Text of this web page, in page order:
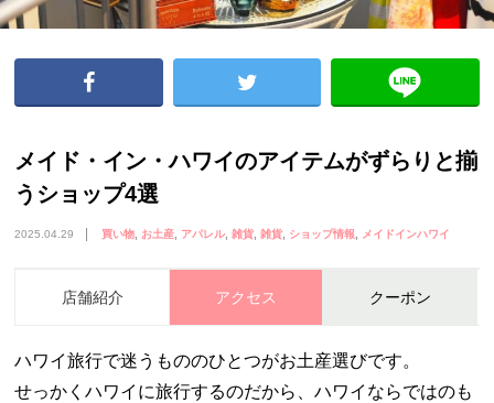
メイド・イン・ハワイのアイテムがずらりと揃
うショップ4選
2025.04.29 買い物 お土産 アパレル 雑貨 雑貨 ショップ情報 メイドインハワイ
店舗紹介 アクセス クーポン
ハワイ旅行で迷うもののひとつがお土産選びです。
せっかくハワイに旅行するのだから、ハワイならではのも